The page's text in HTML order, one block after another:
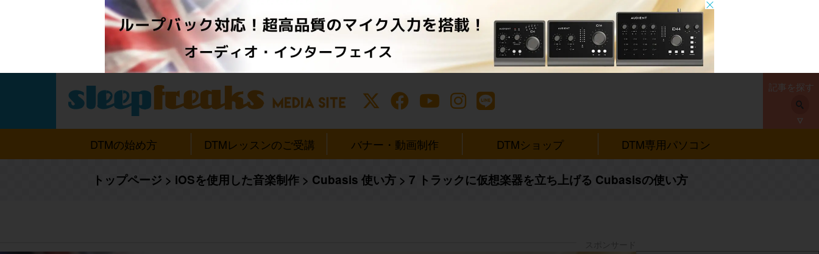
DTMの始め方 DTMレッスンのご受講 バナー・動画制作 DTMショップ DTM専用パソコン
記事を探す
トップページ > iOSを使用した音楽制作 > Cubasis 使い方 > 7 トラックに仮想楽器を立ち上げる Cubasisの使い方